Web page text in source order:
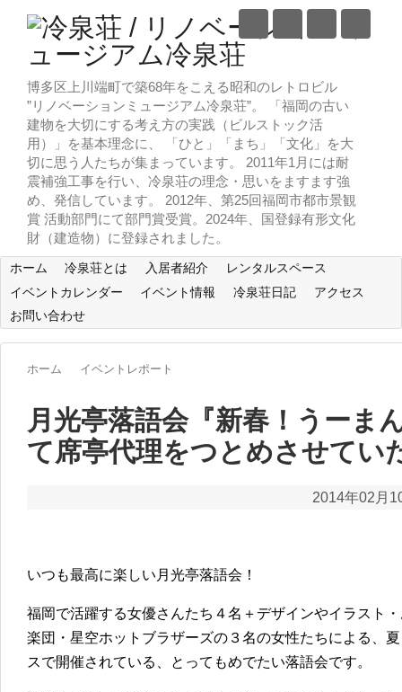
博多区上川端町で築68年をこえる昭和のレトロビル
”リノベーションミュージアム冷泉荘”。 「福岡の古い
建物を大切にする考え方の実践（ビルストック活
用）」を基本理念に、 「ひと」「まち」「文化」を大
切に思う人たちが集まっています。 2011年1月には耐
震補強工事を行い、冷泉荘の理念・思いをますます強
め、発信しています。 2012年、第25回福岡市都市景観
賞 活動部門にて部門賞受賞。2024年、国登録有形文化
財（建造物）に登録されました。
ホーム 冷泉荘とは 入居者紹介
レンタルスペース
イベントカレンダー
イベント情報 冷泉荘日記
アクセス
お問い合わせ
ホーム イベントレポート
月光亭落語会『新春！うーま
て席亭代理をつとめさせてい
2014年02月
いつも最高に楽しい月光亭落語会！
福岡で活躍する女優さんたち４名＋デザインやイラスト
楽団・星空ホットブラザーズの３名の女性たちによる、
スで開催されている、とってもめでたい落語会です。